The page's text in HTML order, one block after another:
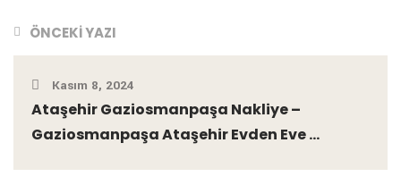
ÖNCEKI YAZI
Kasım 8, 2024
Ataşehir Gaziosmanpaşa Nakliye –
Gaziosmanpaşa Ataşehir Evden Eve ...